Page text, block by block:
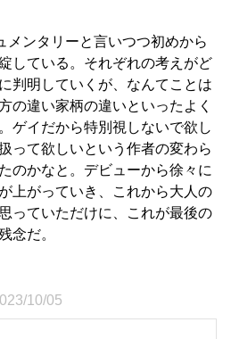
メンタリーと言いつつ初めから
している。それぞれの考えがど
判明していくが、なんてことは
の違い家柄の違いといったよく
ゲイだから特別視しないで欲し
って欲しいという作者の変わら
のかなと。デビューから徐々に
上がっていき、これから大人の
っていただけに、これが最後の
念だ。
10/05